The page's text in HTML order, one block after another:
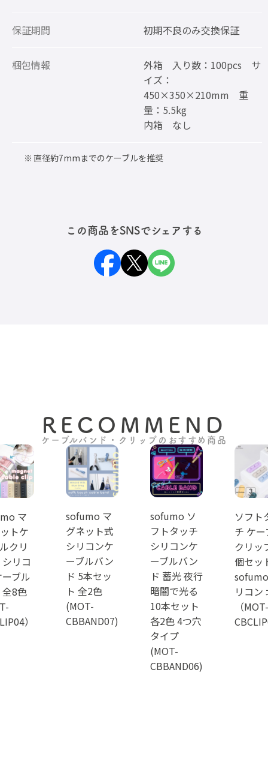
保証期間 初期不良のみ交換保証
梱包情報
外箱 入り数：100pcs サ
イズ：
450×350×210mm 重
量：5.5kg
内箱 なし
直径約7mmまでのケーブルを推奨
この商品をSNSでシェアする
RECOMMEND
ケーブルバンド・クリップのおすすめ商品
マ
トケ
クリ
リコ
ブル
8色
）
sofumo マ
グネット式
シリコンケ
ーブルバン
ド 5本セッ
ト 全2色
(MOT-
CBBAND07)
sofumo ソ
フトタッチ
シリコンケ
ーブルバン
ド 蓄光 夜行
暗闇で光る
10本セット
各2色 4つ穴
タイプ
(MOT-
CBBAND06)
ソフト
チ ケ
クリッ
個セッ
リコン
（MOT-